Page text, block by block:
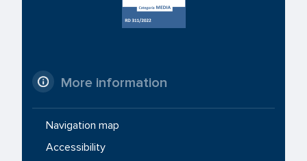
More information
Navigation map
Accessibility